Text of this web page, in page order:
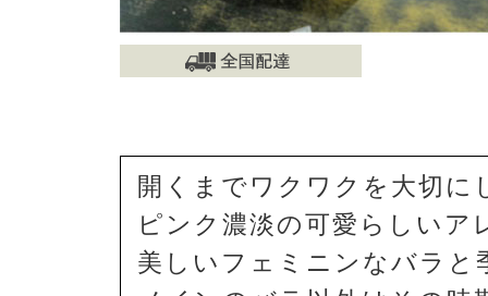
開くまでワクワクを大切
ピンク濃淡の可愛らしいア
美しいフェミニンなバラと